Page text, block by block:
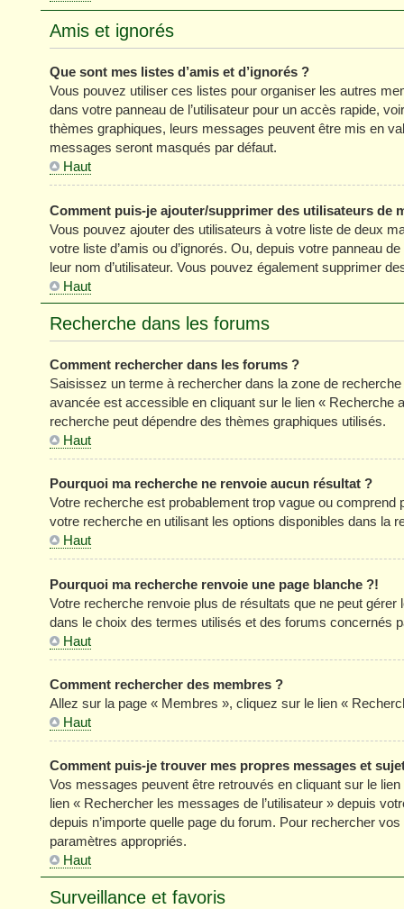
Amis et ignorés
Que sont mes listes d’amis et d’ignorés ?
Vous pouvez utiliser ces listes pour organiser les autres
dans votre panneau de l’utilisateur pour un accès rapide,
thèmes graphiques, leurs messages peuvent être mis en
messages seront masqués par défaut.
Haut
Comment puis-je ajouter/supprimer des utilisateurs de
Vous pouvez ajouter des utilisateurs à votre liste de deux
votre liste d’amis ou d’ignorés. Ou, depuis votre panneau
leur nom d’utilisateur. Vous pouvez également supprimer
Haut
Recherche dans les forums
Comment rechercher dans les forums ?
Saisissez un terme à rechercher dans la zone de
avancée est accessible en cliquant sur le lien « Recherche
recherche peut dépendre des thèmes graphiques utilisés.
Haut
Pourquoi ma recherche ne renvoie aucun résultat ?
Votre recherche est probablement trop vague ou
votre recherche en utilisant les options disponibles dans la
Haut
Pourquoi ma recherche renvoie une page blanche ?!
Votre recherche renvoie plus de résultats que ne peut
dans le choix des termes utilisés et des forums concernés
Haut
Comment rechercher des membres ?
Allez sur la page « Membres », cliquez sur le lien «
Haut
Comment puis-je trouver mes propres messages et
Vos messages peuvent être retrouvés en cliquant sur le
lien « Rechercher les messages de l’utilisateur » depuis
depuis n’importe quelle page du forum. Pour rechercher
paramètres appropriés.
Haut
Surveillance et favoris